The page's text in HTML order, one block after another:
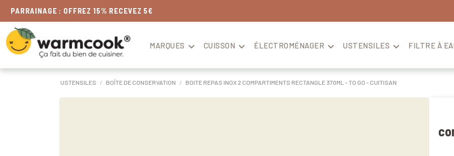
LIVRAISONOFFERTEDÈS 49€
MARQUES  CUISSON  ÉLECTROMÉNAGER  USTENSILES  FILTRE À
USTENSILES BOÎTE DE CONSERVATION BOITE REPAS INOX 2 COMPARTIMENTS RECTANGLE 370ML - TO GO - CUITISAN